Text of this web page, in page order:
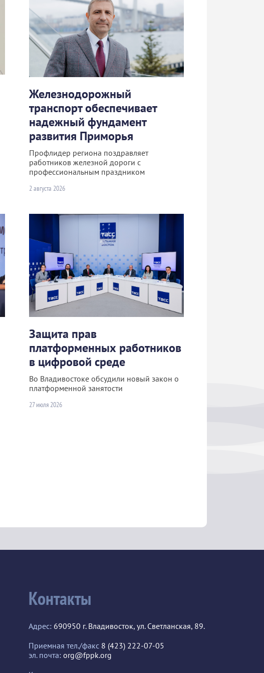
Железнодорожный
транспорт обеспечивает
надежный фундамент
развития Приморья
Профлидер региона поздравляет
работников железной дороги с
профессиональным праздником
2 августа 2026
Защита прав
платформенных работников
в цифровой среде
Во Владивостоке обсудили новый закон о
платформенной занятости
27 июля 2026
Контакты
Адрес: 690950 г. Владивосток, ул. Светланская, 89.
Приемная тел./факс 8 (423) 222-07-05
эл. почта: org@fppk.org